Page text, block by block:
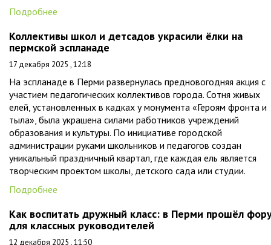
Подробнее
Коллективы школ и детсадов украсили ёлки на
пермской эспланаде
17 декабря 2025 , 12:18
На эспланаде в Перми развернулась предновогодняя акция с
участием педагогических коллективов города. Сотня живых
елей, установленных в кадках у монумента «Героям фронта и
тыла», была украшена силами работников учреждений
образования и культуры. По инициативе городской
администрации руками школьников и педагогов создан
уникальный праздничный квартал, где каждая ель является
творческим проектом школы, детского сада или студии.
Подробнее
Как воспитать дружный класс: в Перми прошёл
для классных руководителей
12 декабря 2025 , 11:50